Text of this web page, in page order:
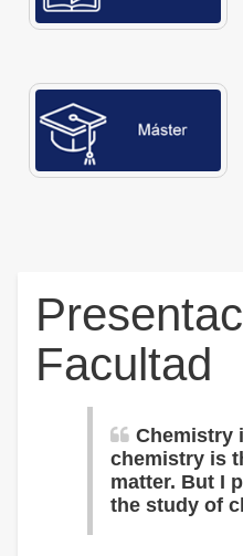
Facultad
Chemistry
chemistry is
matter. But I
the study of